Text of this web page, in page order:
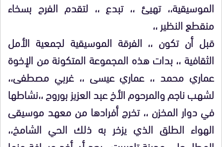
الموسيقية،، تهيئ ،، تبدع ،، لتقدم الفرح بسخاء
منقطع النظير ،،
قبل أن تكون ،، الفرقة الموسيقية لجمعية الأمل
الثقافية ،، بدات هذه المجموعة المتكونة من الإخوة
عماري محمد ،، عماري عيسى ،، غربي مصطفى،،
لشهب ناجم والمرحوم الأخ عبد العزيز بوروح ،،نشاطها
في دوار المخزن ،، تخرج أفرادها من معهد موسيقى
الهواء الطلق الذي يزخر به ذلك الحي الشامخ،،